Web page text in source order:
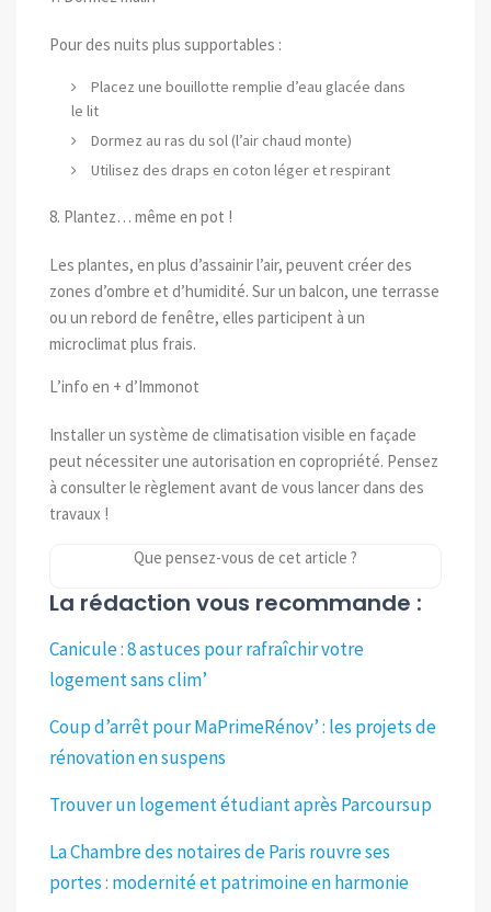
Pour des nuits plus supportables :
Placez une bouillotte remplie d’eau glacée dans
le lit
Dormez au ras du sol (l’air chaud monte)
Utilisez des draps en coton léger et respirant
8. Plantez… même en pot !
Les plantes, en plus d’assainir l’air, peuvent créer des
zones d’ombre et d’humidité. Sur un balcon, une terrasse
ou un rebord de fenêtre, elles participent à un
microclimat plus frais.
L’info en + d’Immonot
Installer un système de climatisation visible en façade
peut nécessiter une autorisation en copropriété. Pensez
à consulter le règlement avant de vous lancer dans des
travaux !
Que pensez-vous de cet article ?
La rédaction vous recommande :
Canicule : 8 astuces pour rafraîchir votre
logement sans clim’
Coup d’arrêt pour MaPrimeRénov’ : les projets de
rénovation en suspens
Trouver un logement étudiant après Parcoursup
La Chambre des notaires de Paris rouvre ses
portes : modernité et patrimoine en harmonie